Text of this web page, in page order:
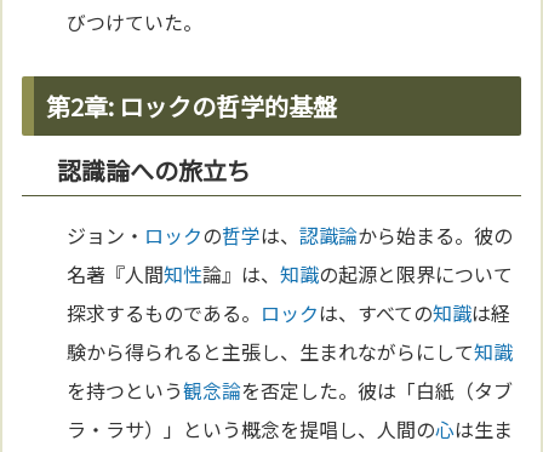
びつけていた。
第2章: ロックの哲学的基盤
認識論への旅立ち
ジョン・ ロックの哲学は、認識論から始まる。彼の
名著『人間知性論』は、知識の起源と限界について
探求するものである。 ロックは、すべての知識は経
験から得られると主張し、生まれながらにして知識
を持つという観念論を否定した。彼は「白紙（タブ
ラ・ラサ）」という概念を提唱し、人間の心は生ま